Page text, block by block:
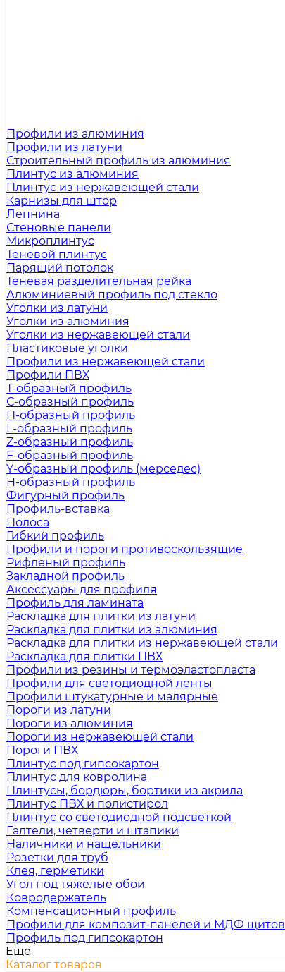
Профили из алюминия
Профили из латуни
Строительный профиль из алюминия
Плинтус из алюминия
Плинтус из нержавеющей стали
Карнизы для штор
Лепнина
Стеновые панели
Микроплинтус
Теневой плинтус
Парящий потолок
Теневая разделительная рейка
Алюминиевый профиль под стекло
Уголки из латуни
Уголки из алюминия
Уголки из нержавеющей стали
Пластиковые уголки
Профили из нержавеющей стали
Профили ПВХ
Т-образный профиль
С-образный профиль
П-образный профиль
L-образный профиль
Z-образный профиль
F-образный профиль
Y-образный профиль (мерседес)
H-образный профиль
Фигурный профиль
Профиль-вставка
Полоса
Гибкий профиль
Профили и пороги противоскользящие
Рифленый профиль
Закладной профиль
Аксессуары для профиля
Профиль для ламината
Раскладка для плитки из латуни
Раскладка для плитки из алюминия
Раскладка для плитки из нержавеющей стали
Раскладка для плитки ПВХ
Профили из резины и термоэластопласта
Профили для светодиодной ленты
Профили штукатурные и малярные
Пороги из латуни
Пороги из алюминия
Пороги из нержавеющей стали
Пороги ПВХ
Плинтус под гипсокартон
Плинтус для ковролина
Плинтусы, бордюры, бортики из акрила
Плинтус ПВХ и полистирол
Плинтус со светодиодной подсветкой
Галтели, четверти и штапики
Наличники и нащельники
Розетки для труб
Клея, герметики
Угол под тяжелые обои
Ковродержатель
Компенсационный профиль
Профили для композит-панелей и МДФ щитов
Профиль под гипсокартон
Еще
Каталог товаров